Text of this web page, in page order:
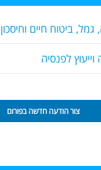
גמל, ביטוח חיים וחיסכון
לפנסיה
צור הודעה חדשה בפורום